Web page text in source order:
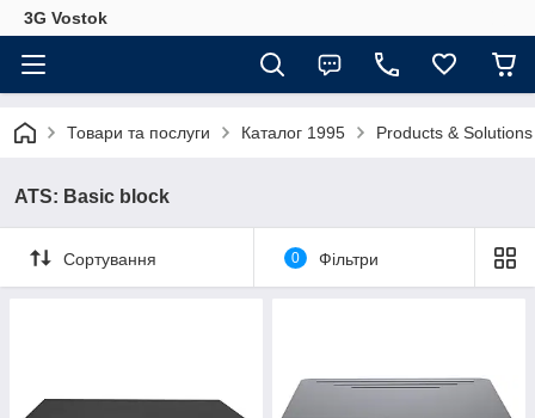
3G Vostok
Товари та послуги Каталог 1995 Products &
ATS: Basic block
Сортування 0 Фільтри